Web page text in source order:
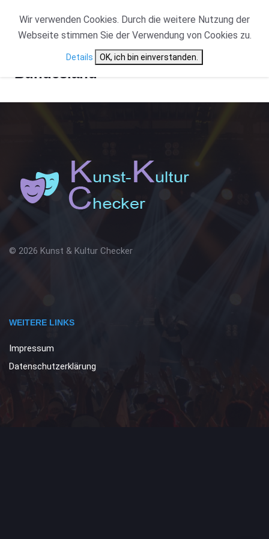
Bundesland
© 2026 Kunst & Kultur Checker
WEITERE LINKS
Impressum
Datenschutzerklärung
Wir verwenden Cookies. Durch die weitere Nutzung der
Webseite stimmen Sie der Verwendung von Cookies zu.
Details OK, ich bin einverstanden.